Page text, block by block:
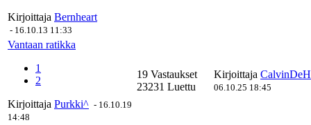
Kirjoittaja Bernheart
- 16.10.13 11:33
Vantaan ratikka
1
2
Kirjoittaja Purkki^ - 16.10.19
14:48
19 Vastaukset
23231 Luettu
Kirjoittaja
06.10.25 18:45